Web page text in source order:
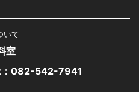
いて
室
082-542-7941